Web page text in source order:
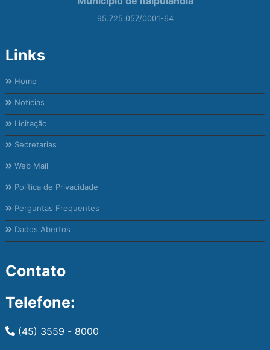
95.725.057/0001-64
Links
Home
Notícias
Licitação
Secretarias
Web Mail
Política de Privacidade
Perguntas Frequentes
Dados Abertos
Contato
Telefone:
(45) 3559 - 8000